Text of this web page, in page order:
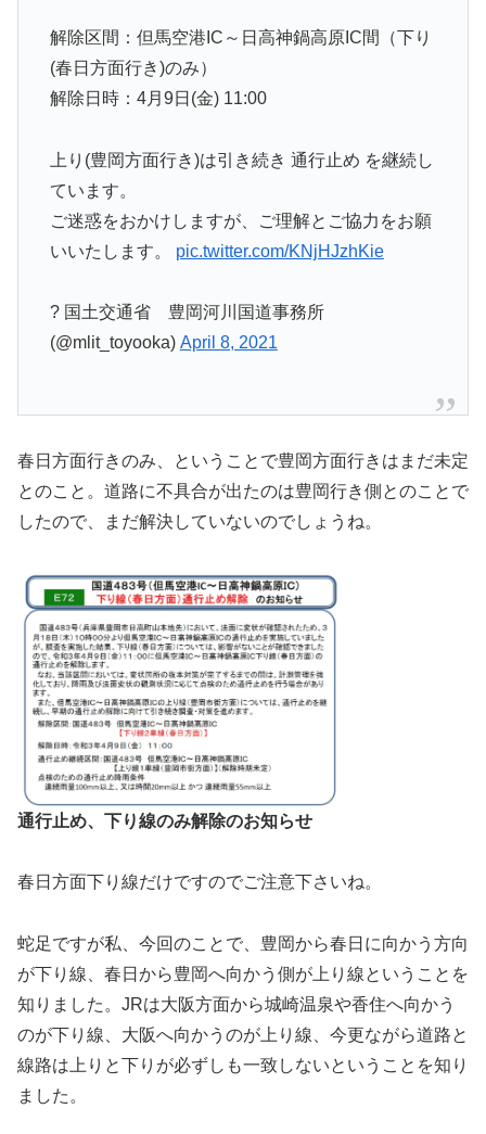
解除区間：但馬空港IC～日高神鍋高原IC間（下り
(春日方面行き)のみ）
解除日時：4月9日(金) 11:00
上り(豊岡方面行き)は引き続き 通行止め を継続し
ています。
ご迷惑をおかけしますが、ご理解とご協力をお願
いいたします。 pic.twitter.com/KNjHJzhKie
? 国土交通省 豊岡河川国道事務所
(@mlit_toyooka) April 8, 2021
春日方面行きのみ、ということで豊岡方面行きはまだ未定
とのこと。道路に不具合が出たのは豊岡行き側とのことで
したので、まだ解決していないのでしょうね。
通行止め、下り線のみ解除のお知らせ
春日方面下り線だけですのでご注意下さいね。
蛇足ですが私、今回のことで、豊岡から春日に向かう方向
が下り線、春日から豊岡へ向かう側が上り線ということを
知りました。JRは大阪方面から城崎温泉や香住へ向かう
のが下り線、大阪へ向かうのが上り線、今更ながら道路と
線路は上りと下りが必ずしも一致しないということを知り
ました。